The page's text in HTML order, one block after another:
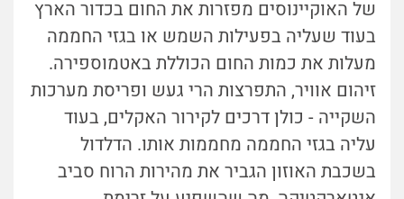
של האוקיינוסים מפזרות את החום בכדור הארץ
בעוד שעליה בפעילות השמש או בגזי החממה
מעלות את כמות החום הכוללת באטמוספירה.
זיהום אוויר, התפרצות הרי געש ופריסת מערכות
השקייה - כולן דרכים לקירור האקלים, בעוד
עליה בגזי החממה מחממות אותו. הדלדול
בשכבת האוזון הגביר את מהירות הרוח סביב